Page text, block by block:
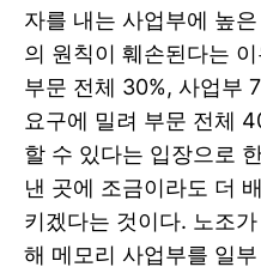
자를 내는 사업부에 높
의 원칙이 훼손된다는
부문 전체 30%, 사업부
요구에 밀려 부문 전체
할 수 있다는 입장으로
낸 곳에 조금이라도 더
키겠다는 것이다. 노조
해 메모리 사업부를 일